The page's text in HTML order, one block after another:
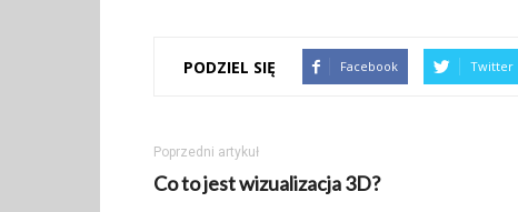
PODZIEL SIĘ Facebook Twitter
Poprzedni artykuł
Co to jest wizualizacja 3D?